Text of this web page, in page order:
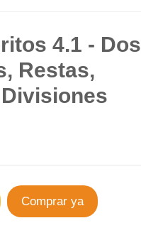
4.1 - Dos
Restas,
Comprar ya